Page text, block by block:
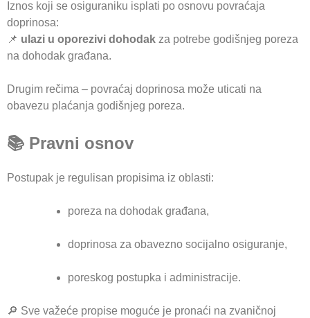
Iznos koji se osiguraniku isplati po osnovu povraćaja
doprinosa:
📌 ulazi u oporezivi dohodak za potrebe godišnjeg poreza
na dohodak građana.
Drugim rečima – povraćaj doprinosa može uticati na
obavezu plaćanja godišnjeg poreza.
📚 Pravni osnov
Postupak je regulisan propisima iz oblasti:
poreza na dohodak građana,
doprinosa za obavezno socijalno osiguranje,
poreskog postupka i administracije.
🔎 Sve važeće propise moguće je pronaći na zvaničnoj